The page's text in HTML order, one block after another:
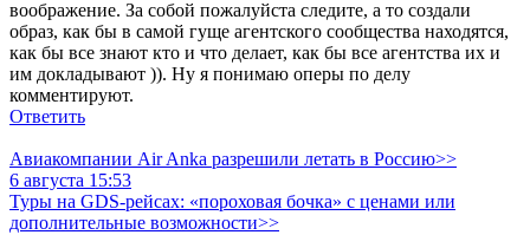
воображение. За собой пожалуйста следите, а то создали
образ, как бы в самой гуще агентского сообщества находятся,
как бы все знают кто и что делает, как бы все агентства их и
им докладывают )). Ну я понимаю оперы по делу
комментируют.
Ответить
Авиакомпании Air Anka разрешили летать в Россию>>
6 августа 15:53
Туры на GDS-рейсах: «пороховая бочка» с ценами или
дополнительные возможности>>